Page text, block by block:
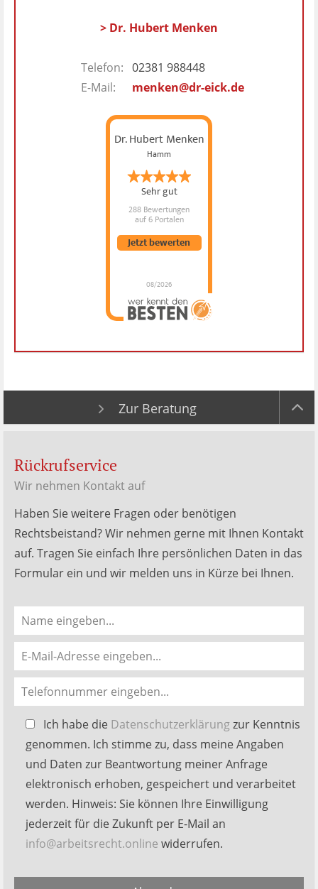
> Dr. Hubert Menken
Telefon: 02381 988448
E-Mail:
menken@dr-eick.de
Dr. Hubert Menken
Hamm
Sehr gut
288 Bewertungen
auf 6 Portalen
08/2026
Jetzt bewerten
Dr. Hubert Menken
hat4.88 von5
MenkenBewertungen
Zur Beratung
Rückrufservice
Wir nehmen Kontakt auf
Haben Sie weitere Fragen oder benötigen
Rechtsbeistand? Wir nehmen gerne mit Ihnen Kontakt
auf. Tragen Sie einfach Ihre persönlichen Daten in das
Formular ein und wir melden uns in Kürze bei Ihnen.
Bitte
lasse
dieses
Feld
leer.
Ich habe die Datenschutzerklärungzur Kenntnis
genommen. Ich stimme zu, dass meine Angaben
und Daten zur Beantwortung meiner Anfrage
elektronisch erhoben, gespeichert und verarbeitet
werden. Hinweis: Sie können Ihre Einwilligung
jederzeit für die Zukunft per E-Mail an
info@arbeitsrecht.online widerrufen.